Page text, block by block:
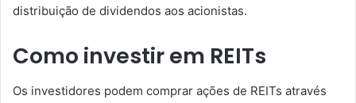
distribuição de dividendos aos acionistas.
Como investir em REITs
Os investidores podem comprar ações de REITs através